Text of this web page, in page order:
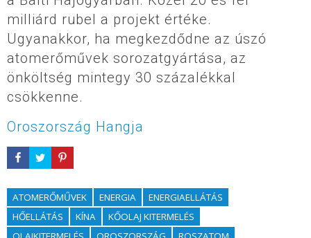
milliárd rubel a projekt értéke.
Ugyanakkor, ha megkezdődne az úszó
atomerőművek sorozatgyártása, az
önköltség mintegy 30 százalékkal
csökkenne.
Oroszország Hangja
ATOMERŐMŰVEK ENERGIA
ENERGIAELLÁTÁS
HŐELLÁTÁS
KÍNA
KŐOLAJ KITERMELÉS